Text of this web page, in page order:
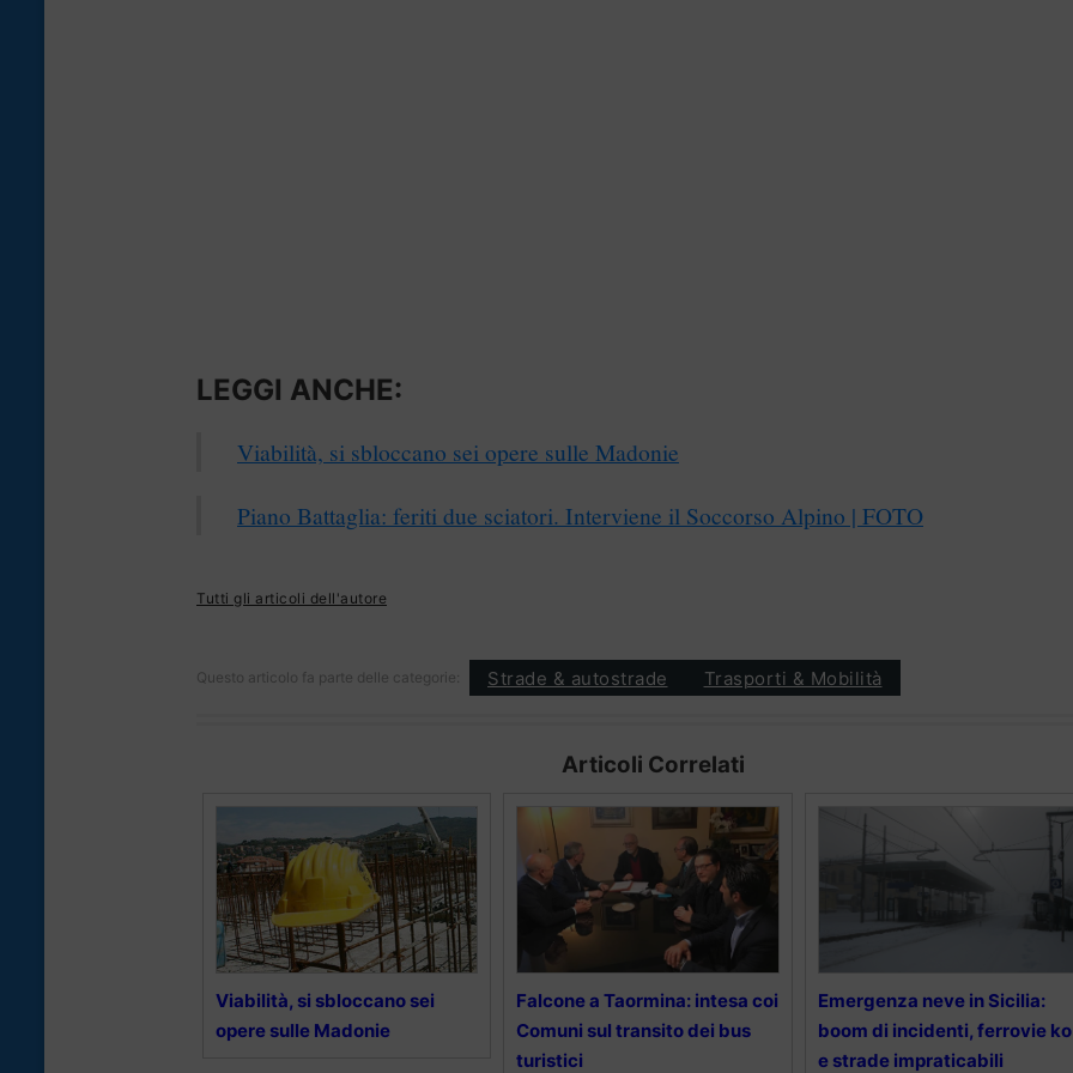
LEGGI ANCHE:
Viabilità, si sbloccano sei opere sulle Madonie
Piano Battaglia: feriti due sciatori. Interviene il Soccorso Alpino | FOTO
Tutti gli articoli dell'autore
Questo articolo fa parte delle categorie: Strade & autostrade Trasporti & Mobilità
Articoli Correlati
Viabilità, si sbloccano sei
opere sulle Madonie
Falcone a Taormina: intesa coi
Comuni sul transito dei bus
turistici
Emergenza neve in Sicilia:
boom di incidenti, ferrovie ko
e strade impraticabili